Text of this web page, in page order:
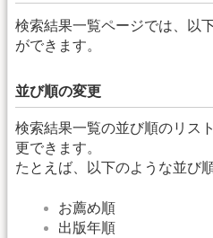
検索結果一覧ページでは、以
ができます。
並び順の変更
検索結果一覧の並び順のリス
更できます。
たとえば、以下のような並び
お薦め順
出版年順